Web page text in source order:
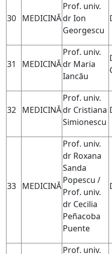
30 MEDICINĂ
Prof. univ.
dr Ion
Georgescu
31 MEDICINĂ
Prof. univ.
dr Maria
Iancău
32 MEDICINĂ
Prof. univ.
dr Cristiana
Simionescu
33 MEDICINĂ
Prof. univ.
dr Roxana
Sanda
Popescu /
Prof. univ.
dr Cecilia
Peñacoba
Puente
Prof. univ.